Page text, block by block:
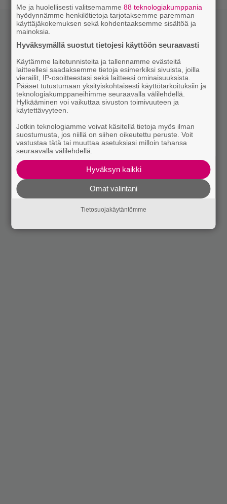
Me ja huolellisesti valitsemamme88 teknologiakumppania
hyödynnämme henkilötietoja tarjotaksemme paremman
käyttäjäkokemuksen sekä kohdentaaksemme sisältöä ja
mainoksia.
Hyväksymällä suostut tietojesi käyttöön seuraavasti
Käytämme laitetunnisteita ja tallennamme evästeitä
laitteellesi saadaksemme tietoja esimerkiksi sivuista, joilla
vierailit, IP-osoitteestasi sekä laitteesi ominaisuuksista.
Pääset tutustumaan yksityiskohtaisesti käyttötarkoituksiin ja
teknologiakumppaneihimme seuraavalla välilehdellä.
Hylkääminen voi vaikuttaa sivuston toimivuuteen ja
käytettävyyteen.
Jotkin teknologiamme voivat käsitellä tietoja myös ilman
suostumusta, jos niillä on siihen oikeutettu peruste. Voit
vastustaa tätä tai muuttaa asetuksiasi milloin tahansa
seuraavalla välilehdellä.
Hyväksyn kaikki
Omat valintani
Tietosuojakäytäntömme